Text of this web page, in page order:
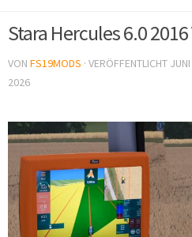
Stara Hercules 6.0
VON FS19MODS · VERÖFFENTLICHT
2026